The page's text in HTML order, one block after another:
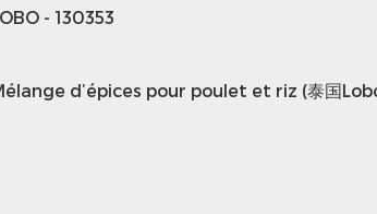
- 130353
d’épices pour poulet et riz (泰国